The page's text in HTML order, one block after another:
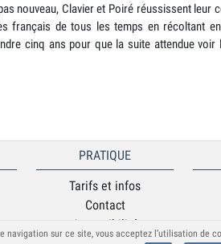
nouveau, Clavier et Poiré réussissent leur
français de tous les temps en récoltant
cinq ans pour que la suite attendue voir
PRATIQUE
Tarifs et infos
Contact
Accessibilité
navigation sur ce site, vous acceptez l’utilisation de